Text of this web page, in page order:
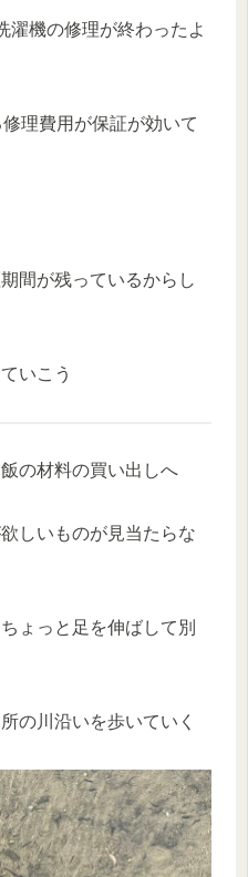
濯機の修理が終わったよ
理費用が保証が効いて
間が残っているからし
いこう
の材料の買い出しへ
しいものが見当たらな
ょっと足を伸ばして別
の川沿いを歩いていく